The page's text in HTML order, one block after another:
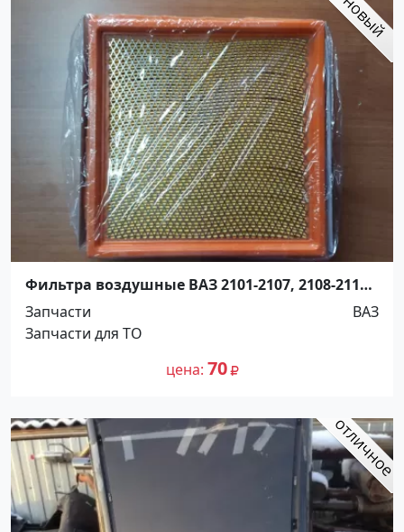
Фильтра воздушные ВАЗ 2101-2107, 2108-2115,
2110, 2170, 2190, 1118 Краснодар
Запчасти
ВАЗ
Запчасти для ТО
цена 70